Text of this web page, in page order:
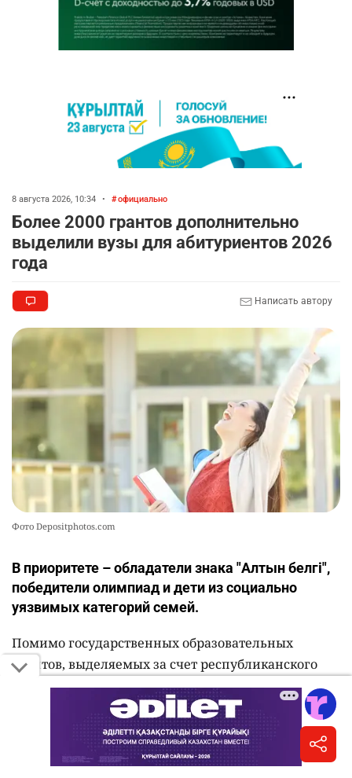
8 августа 2026, 10:34 • официально
Более 2000 грантов дополнительно
выделили вузы для абитуриентов 2026
года
Написать автору
Фото Depositphotos.com
В приоритете – обладатели знака "Алтын белгі",
победители олимпиад и дети из социально
уязвимых категорий семей.
Помимо государственных образовательных
грантов, выделяемых за счет республиканского
бюджета и средств местных исполнительных
органов, высшие учебные заведения Казахстана
предоставляют абитуриентам собственные
образовательные гранты, скидки на оплату
обучения и именные стипендии,сообщает